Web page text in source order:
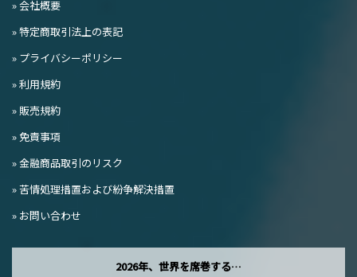
» 会社概要
» 特定商取引法上の表記
» プライバシーポリシー
» 利用規約
» 販売規約
» 免責事項
» 金融商品取引のリスク
» 苦情処理措置および紛争解決措置
» お問い合わせ
2026年、世界を席巻する…